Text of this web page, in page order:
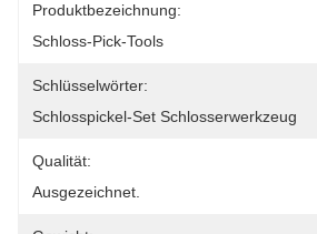
Produktbezeichnung:
Schloss-Pick-Tools
Schlüsselwörter:
Schlosspickel-Set Schlosserwerkzeug
Qualität:
Ausgezeichnet.